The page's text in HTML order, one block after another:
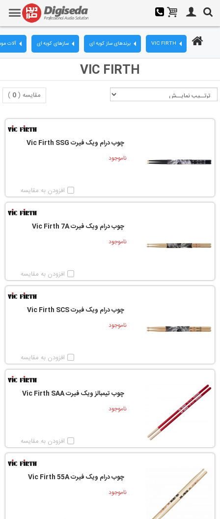
آلات سازهای کوبه ای برندهای ساز کوبه ای VIC FIRTH
VIC FIRTH
مقایسه (0
)
چوب درام ویک فیرت Vic Firth SSG
ناموجود
افزودن به مقایسه
چوب درام ویک فیرت Vic Firth 7A
ناموجود
افزودن به مقایسه
چوب درام ویک فیرت Vic Firth SCS
ناموجود
افزودن به مقایسه
چوب تیمبالز ویک فیرت Vic Firth SAA
ناموجود
افزودن به مقایسه
چوب درام ویک فیرت Vic Firth 55A
ناموجود